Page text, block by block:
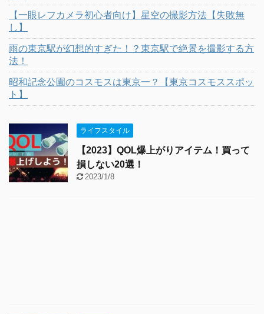
【一眼レフカメラ初心者向け】星空の撮影方法【失敗無
し】
雨の東京駅が幻想的すぎた！？東京駅で絶景を撮影する方
法！
昭和記念公園のコスモスは東京一？【東京コスモススポッ
ト】
ライフスタイル
【2023】QOL爆上がりアイテム！買って
損しない20選！
2023/1/8